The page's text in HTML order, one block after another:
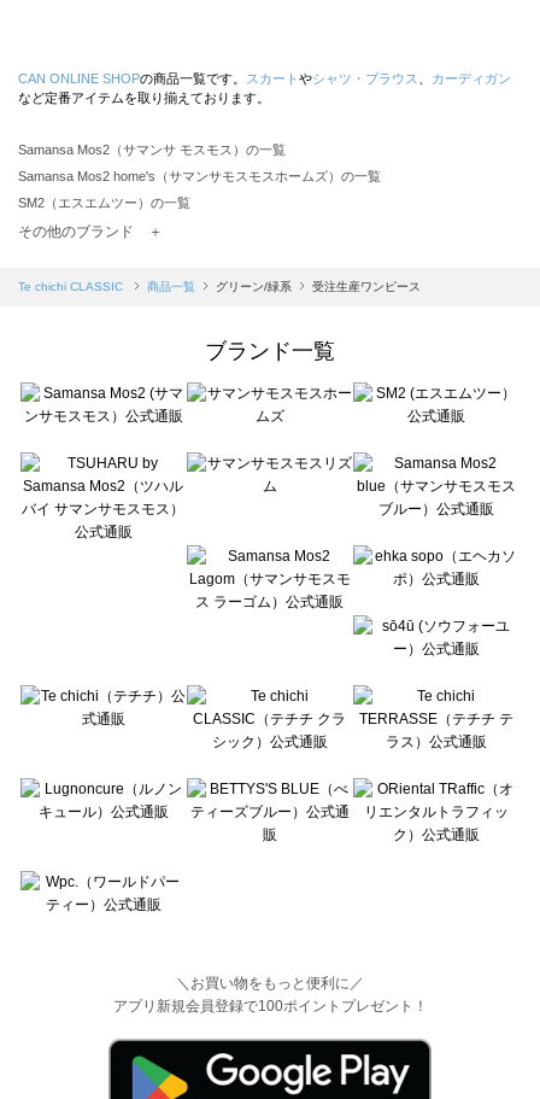
CAN ONLINE SHOPの商品一覧です。 スカート やシャツ・ブラウス
カーディガン
など定番アイテムを取り揃えております。
Samansa Mos2（サマンサ モスモス）の一覧
Samansa Mos2 home's（サマンサモスモスホームズ）の一覧
SM2（エスエムツー）の一覧
TSUHARU by Samansa Mos2（ツハルバイサマンサモスモス）の一覧
Samansa Mos2 blue（サマンサモスモス ブルー）の一覧
Te chichi（テチチ）の一覧
Te chichi CLASSIC（テチチ クラシック）の一覧
Lugnoncure（ルノンキュール）の一覧
BETTY'S BLUE（べティーズブルー）の一覧
Wpc.（ワールドパーティー）の一覧
その他のブランド ＋
Te chichi CLASSIC 商品一覧 グリーン/緑系 受注生産ワンピース
ブランド一覧
＼お買い物をもっと便利に／
アプリ新規会員登録で100ポイントプレゼント！